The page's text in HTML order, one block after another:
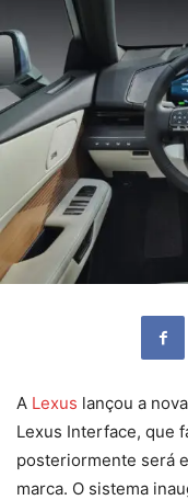
A Lexus lançou a
Lexus Interface, que
posteriormente será
marca. O sistema